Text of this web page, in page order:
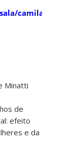
camila-
Minatti
de
efeito
e da